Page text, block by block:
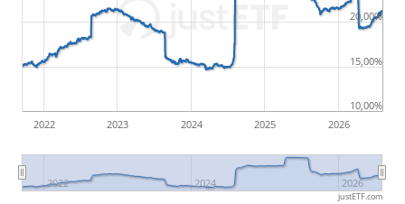
2022 2023 2024 2025 2026
2022 2024 2026
10,00%
15,00%
20,00%
justETF.com